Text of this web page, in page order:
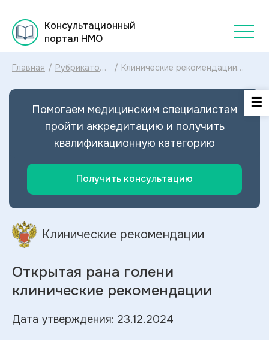
Консультационный
портал НМО
Главная / Рубрикатор
рекомендаций
/ Клинические рекомендации
диагностика и лечение
Помогаем медицинским специалистам
пройти аккредитацию и получить
квалификационную категорию
Получить консультацию
Клинические рекомендации
Открытая рана голени
клинические рекомендации
Дата утверждения: 23.12.2024